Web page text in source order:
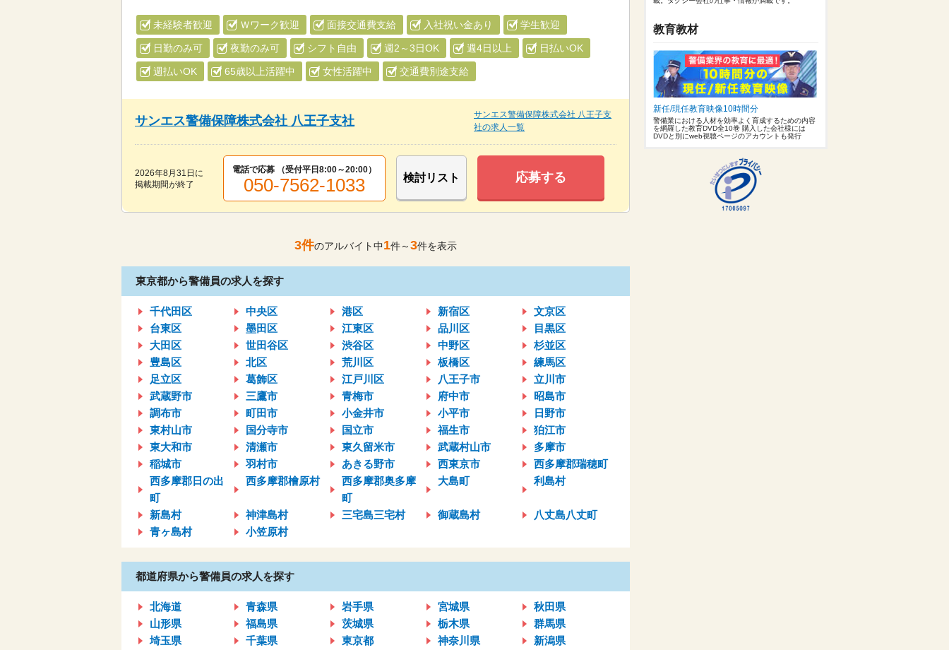
未経験者歓迎 Ｗワーク歓迎 面接交通費支給 入社祝い金あり 学生歓迎
日勤のみ可 夜勤のみ可 シフト自由 週2～3日OK 週4日以上 日払いOK
週払いOK 65歳以上活躍中 女性活躍中 交通費別途支給
サンエス警備保障株式会社 八王子支社
サンエス警備保障株式会社 八王子支
社の求人一覧
2026年8月31日 に
掲載期間が終了
電話で応募 （受付平日8:00～20:00）
050-7562-1033 検討リスト 応募する
3件のアルバイト中1件～3件を表示
東京都から警備員の求人を探す
千代田区 中央区 港区 新宿区
文京区
台東区
墨田区 江東区 品川区
目黒区
大田区
世田谷区 渋谷区 中野区
杉並区
豊島区
北区 荒川区 板橋区
練馬区
足立区
葛飾区 江戸川区 八王子市
立川市
武蔵野市
三鷹市 青梅市 府中市
昭島市
調布市
町田市 小金井市 小平市
日野市
東村山市
国分寺市 国立市 福生市
狛江市
東大和市
清瀬市 東久留米市 武蔵村山市
多摩市
稲城市
羽村市 あきる野市 西東京市
西多摩郡瑞穂町
西多摩郡日の出
町
西多摩郡檜原村
西多摩郡奥多摩
町
大島町 利島村
新島村 神津島村 三宅島三宅村 御蔵島村
八丈島八丈町
青ヶ島村
小笠原村
都道府県から警備員の求人を探す
北海道 青森県 岩手県 宮城県
秋田県
山形県
福島県 茨城県 栃木県
群馬県
埼玉県
千葉県 東京都 神奈川県 新潟県
教育教材
新任/現任教育映像10時間分
警備業における人材を効率よく育成するための内容
を網羅した教育DVD全10巻 購入した会社様には
DVDと別にweb視聴ページのアカウントも発行